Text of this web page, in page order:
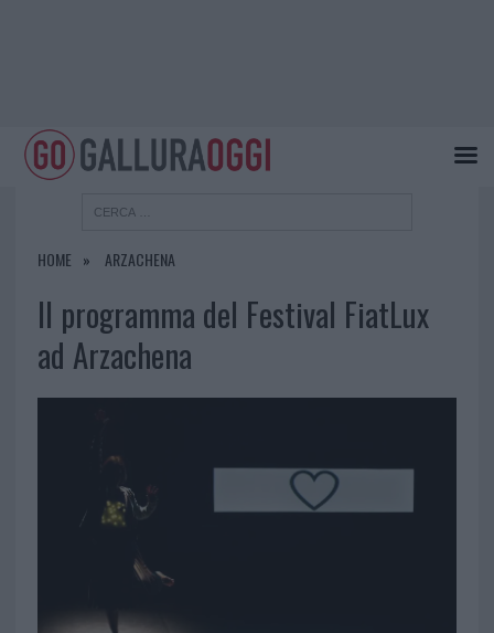
HOME ARZACHENA
Il programma del Festival FiatLux
ad Arzachena